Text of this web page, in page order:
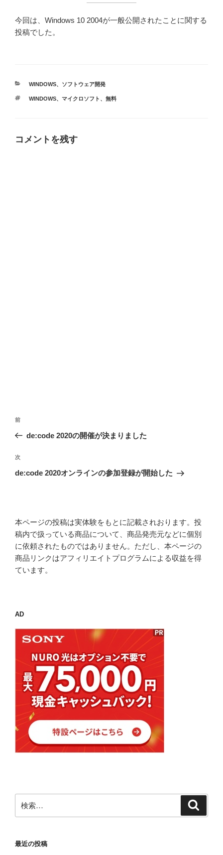
今回は、Windows 10 2004が一般公開されたことに関する
投稿でした。
カ
ゴ
WINDOWS、 ソフトウェア開発
タ
WINDOWS、 マイクロソフト 、 無料
コメントを残す
投
ビ
ゲ
ン
前
の
稿
前
de:code 2020の開催が決まりました
次
の
次
de:code 2020オンラインの参加登録が開始した
本ページの投稿は実体験をもとに記載されおります。投
稿内で扱っている商品について、商品発売元などに個別
に依頼されたものではありません。ただし、本ページの
商品リンクはアフィリエイトプログラムによる収益を得
ています。
AD
索:
最近の投稿